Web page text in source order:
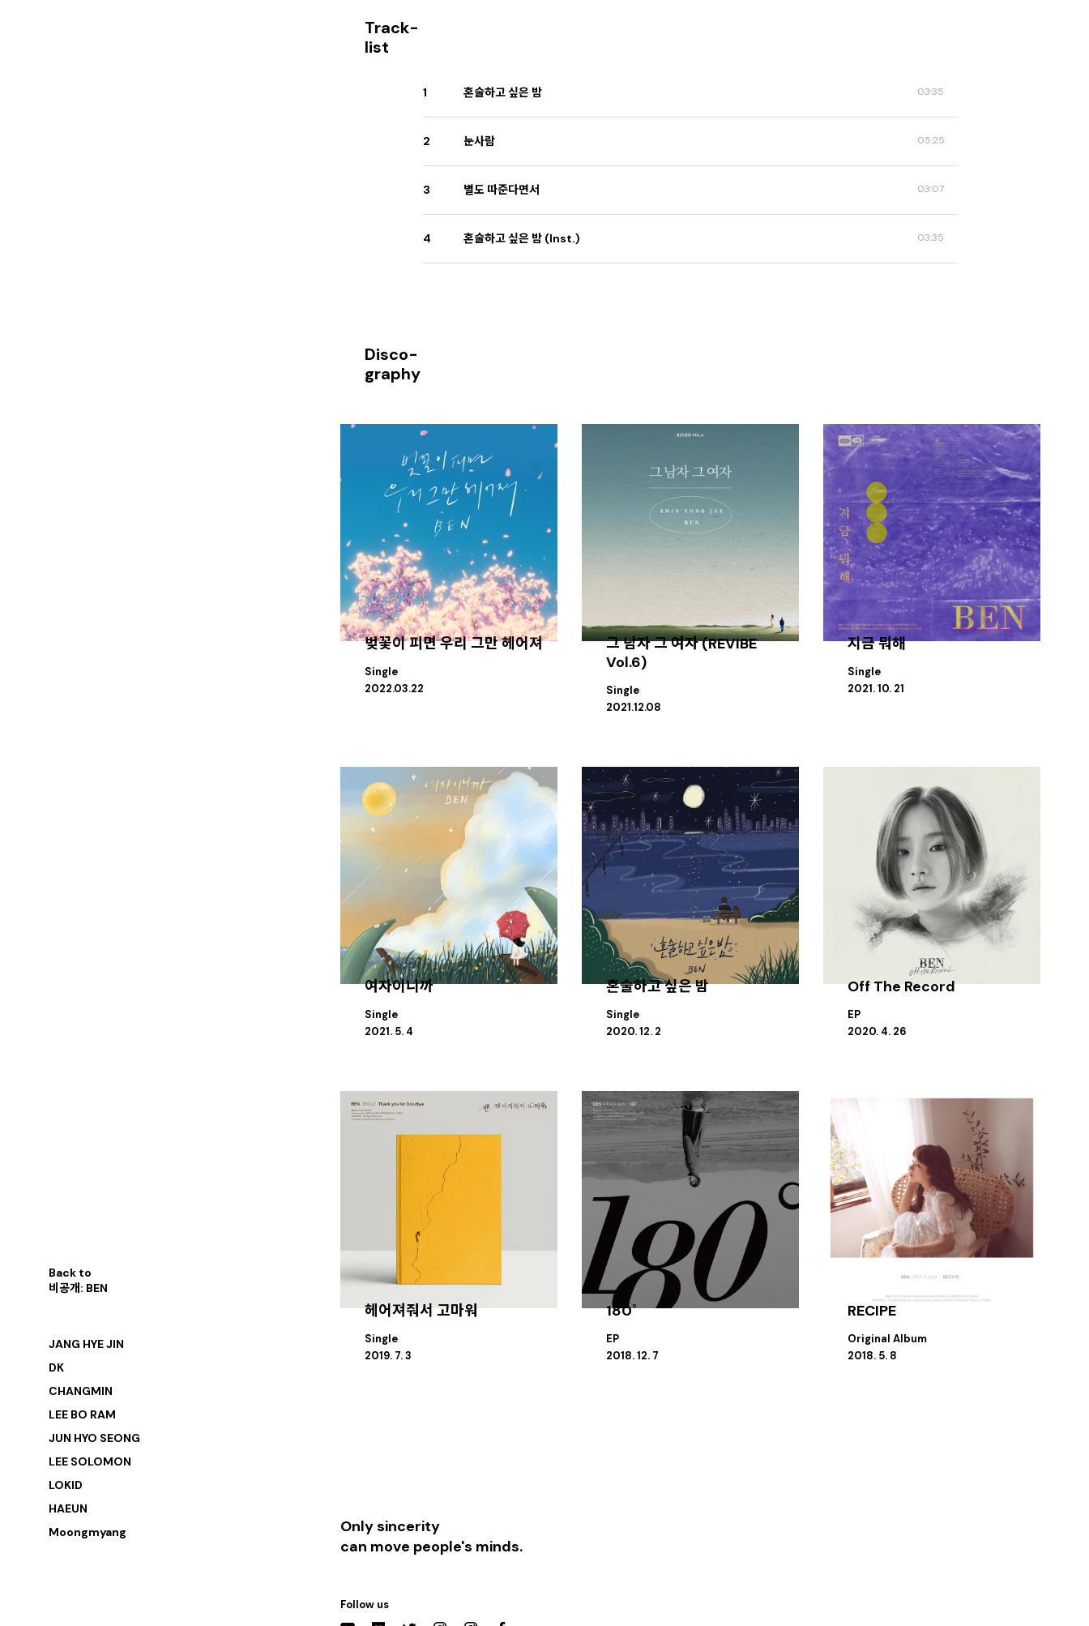
Back to
비공개: BEN
JANG HYE JIN
DK
CHANGMIN
LEE BO RAM
JUN HYO SEONG
LEE SOLOMON
LOKID
HAEUN
Moongmyang
Track-
list
1 혼술하고 싶은 밤 03:35
2 눈사람 05:25
3 별도 따준다면서 03:07
4 혼술하고 싶은 밤 (Inst.) 03:35
Disco-
graphy
벚꽃이 피면 우리 그만 헤어져
Single
2022.03.22
그 남자 그 여자 (REVIBE
Vol.6)
Single
2021.12.08
지금 뭐해
Single
2021. 10. 21
여자이니까
Single
2021. 5. 4
혼술하고 싶은 밤
Single
2020. 12. 2
Off The Record
EP
2020. 4. 26
헤어져줘서 고마워
Single
2019. 7. 3
180˚
EP
2018. 12. 7
RECIPE
Original Album
2018. 5. 8
Only sincerity
can move people's minds.
Follow us